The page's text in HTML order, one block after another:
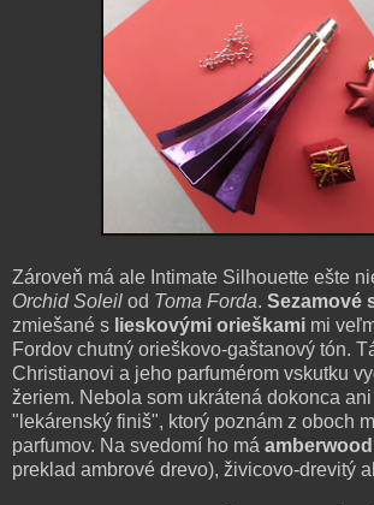
Zároveň má ale Intimate Silhouette ešte
Orchid Soleil od Toma Forda. Sezamové
zmiešané s lieskovými orieškami mi
Fordov chutný orieškovo-gaštanový tón.
Christianovi a jeho parfumérom vskutku
žeriem. Nebola som ukrátená dokonca
"lekárenský finiš", ktorý poznám z oboch
parfumov. Na svedomí ho má amberwood
preklad ambrové drevo), živicovo-drevitý